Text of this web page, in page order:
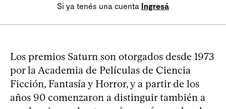
Si ya tenés una cuenta Ingresá
Los premios Saturn son otorgados desde 1973
por la Academia de Películas de Ciencia
Ficción, Fantasía y Horror, y a partir de los
años 90 comenzaron a distinguir también a